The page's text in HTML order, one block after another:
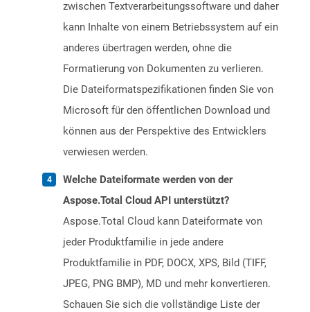
zwischen Textverarbeitungssoftware und daher
kann Inhalte von einem Betriebssystem auf ein
anderes übertragen werden, ohne die
Formatierung von Dokumenten zu verlieren.
Die Dateiformatspezifikationen finden Sie von
Microsoft für den öffentlichen Download und
können aus der Perspektive des Entwicklers
verwiesen werden.
Welche Dateiformate werden von der
Aspose.Total Cloud API unterstützt?
Aspose.Total Cloud kann Dateiformate von
jeder Produktfamilie in jede andere
Produktfamilie in PDF, DOCX, XPS, Bild (TIFF,
JPEG, PNG BMP), MD und mehr konvertieren.
Schauen Sie sich die vollständige Liste der